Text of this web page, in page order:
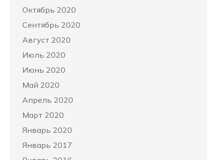
Октябрь 2020
Сентябрь 2020
Август 2020
Июль 2020
Июнь 2020
Май 2020
Апрель 2020
Март 2020
Январь 2020
Январь 2017